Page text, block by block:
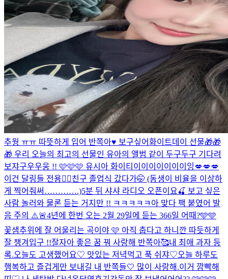
추웡 ㅠㅠ 따뜻하게 입어 반쪽아♥️ 보구싶어화이트데이 선물🎁🎁
🎁 우리 오늘의 최고의 선물인 유아의 앨범 같이 두구두구 기다려
보쟈구우우웅 !! 🩷🩷🩷 유시아 화이티이이이이이이이잉💋💋💋
이건 달링들 전용❤️‍🔥친구 졸업식 갔다가🤭 (동생이 비율을 이상하
게 찍어줘써………….)5분 뒤 샤샤 라디오 오픈이요🍒 보고 싶은
사람 놀러와 물론 듣는 거지만 !! ㅋㅋㅋㅋㅋ아 맞다 팩 붙였어 발
음 주의 ⚠️🚨4년에 한번 오는 2월 29일에 듣는 366일 어때?🩵🩵
꽃샘추위에 잘 어울리는 곡이야 🩷 아직 춥다고 하니깐 따듯하게
잘 챙겨입구 !!잘자아 좋은 꿈 꿔 사랑해 반쪽아🥰내 최애 과자 등
록.오늘도 고생했어요♡ 맛있는 저녁먹고 푹 쉬쟈♡오늘 하루도
행복하고 즐겁게만 보내길 내 반쪽들🤍 많이 사랑해.이거 깜빡해